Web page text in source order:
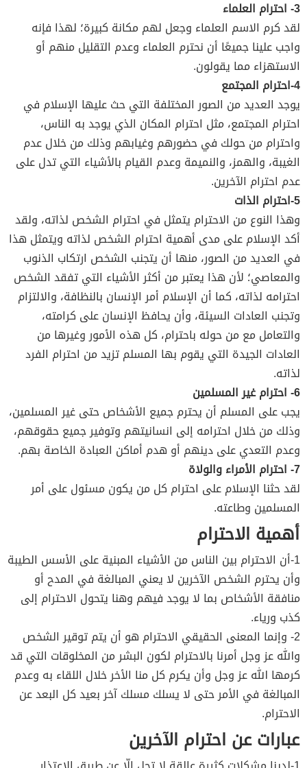
3- احترام العلماء
لقد كرم الاسم العلماء وجعل لهم مكانة كبيرة؛ لهذا فإنه
واجب علينا جميعًا أن نحترم العلماء وعدم التقليل منهم أو
الاستهزاء مما يقولون.
4-احترام المجتمع
يوجد العديد من الصور المختلفة التي حث عليها الإسلام في
احترام المجتمع، مثل احترام المكان الذي يوجد به الناس،
واحترام من حولك في حضورهم وغيابهم وذلك من خلال عدم
الغيبة، والهمز، والنميمة وعدم القيام بالأشياء التي تدل على
عدم احترام الآخرين.
5-احترام الذات
وهذا النوع من الاحترام يتمثل في احترام الشخص لذاته، ولقد
أكد الإسلام على مدى أهمية احترام الشخص لذاته ويتمثل هذا
في العديد من الصور، منها أن يتجنب الشخص ارتكاب الذنوب
والمعاصي؛ لأن هذا يعتبر من أكثر الأشياء التي تفقد الشخص
احترامه لذاته، كما أن الإسلام أمر الإنسان بالنظافة، والالتزام
وتجنب العادات السيئة، وأن يحافظ الإنسان على كرامته،
والتعامل مع من حوله باحترام، كل هذه الأمور وغيرها من
العادات الجيدة التي يقوم بها المسلم تزيد من احترام الفرد
لذاته.
6- احترام غير المسلمين
يجب على المسلم أن يحترم جميع الأشخاص حتى غير المسلمين،
وذلك من خلال احترامه إلى انسانيتهم وتوفير جميع حقوقهم،
وعدم التعدي على دينهم أو هدم أماكن العبادة الخاصة بهم.
7- احترام الأمراء والولاة
لقد حثنا الإسلام على احترام كل من يكون مسئول على أمر
المسلمين وطاعته.
أهمية الاحترام
1-أن الاحترام بين الناس من الأشياء المبنية على الأسس الطيبة
وأن يحترم الشخص الآخرين لا يعني المبالغة في المدح أو
منافقة الأشخاص بما لا يوجد فيهم وهنا يتحول الاحترام إلى
كذب ورياء.
2- وإنما المعنى الحقيقي الاحترام هو أن يتم توقير الشخص
والله عز وجل أمرنا بالاحترام لكون البشر من المخلوقات التي قد
كرمها الله عز وجل وأن يكرم كل منا الأخر خلال اللقاء به وعدم
المبالغة في الأمر حتى لا يسلك مسلك آخر بعيد كل البعد عن
الاحترام.
عبارات عن احترام الآخرين